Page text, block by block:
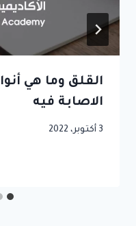
القلق وما هي
الاصابة فيه
3 أكتوبر، 2022